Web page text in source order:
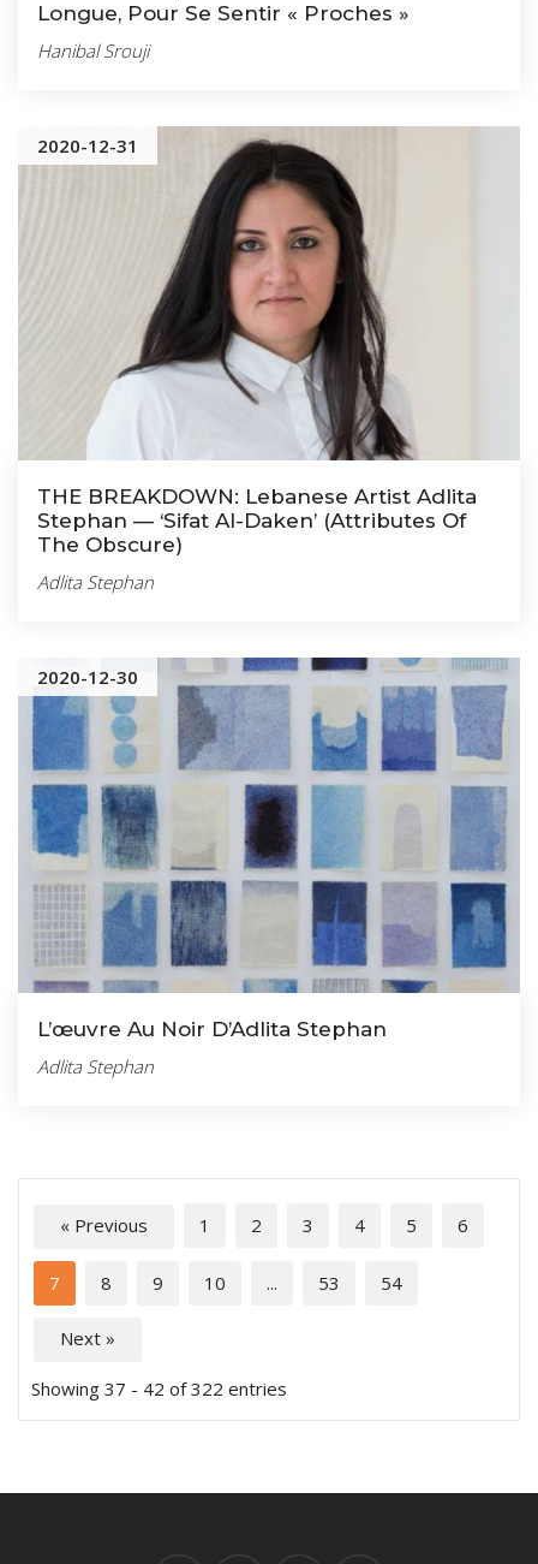
Longue, Pour Se Sentir « Proches »
Hanibal Srouji
2020-12-31
THE BREAKDOWN: Lebanese Artist Adlita
Stephan — ‘Sifat Al-Daken’ (Attributes Of
The Obscure)
Adlita Stephan
2020-12-30
L’œuvre Au Noir D’Adlita Stephan
Adlita Stephan
« Previous 1 2 3 4 5 6
7 8 9 10 ... 53 54
Next »
Showing 37 - 42 of 322 entries